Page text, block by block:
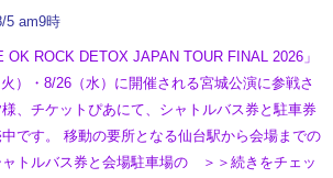
5 am9時
OK ROCK DETOX JAPAN TOUR FINAL 2026」
）・8/26（水）に開催される宮城公演に参戦さ
、チケットぴあにて、シャトルバス券と駐車券
です。 移動の要所となる仙台駅から会場までの
トルバス券と会場駐車場の ＞＞続きをチェッ